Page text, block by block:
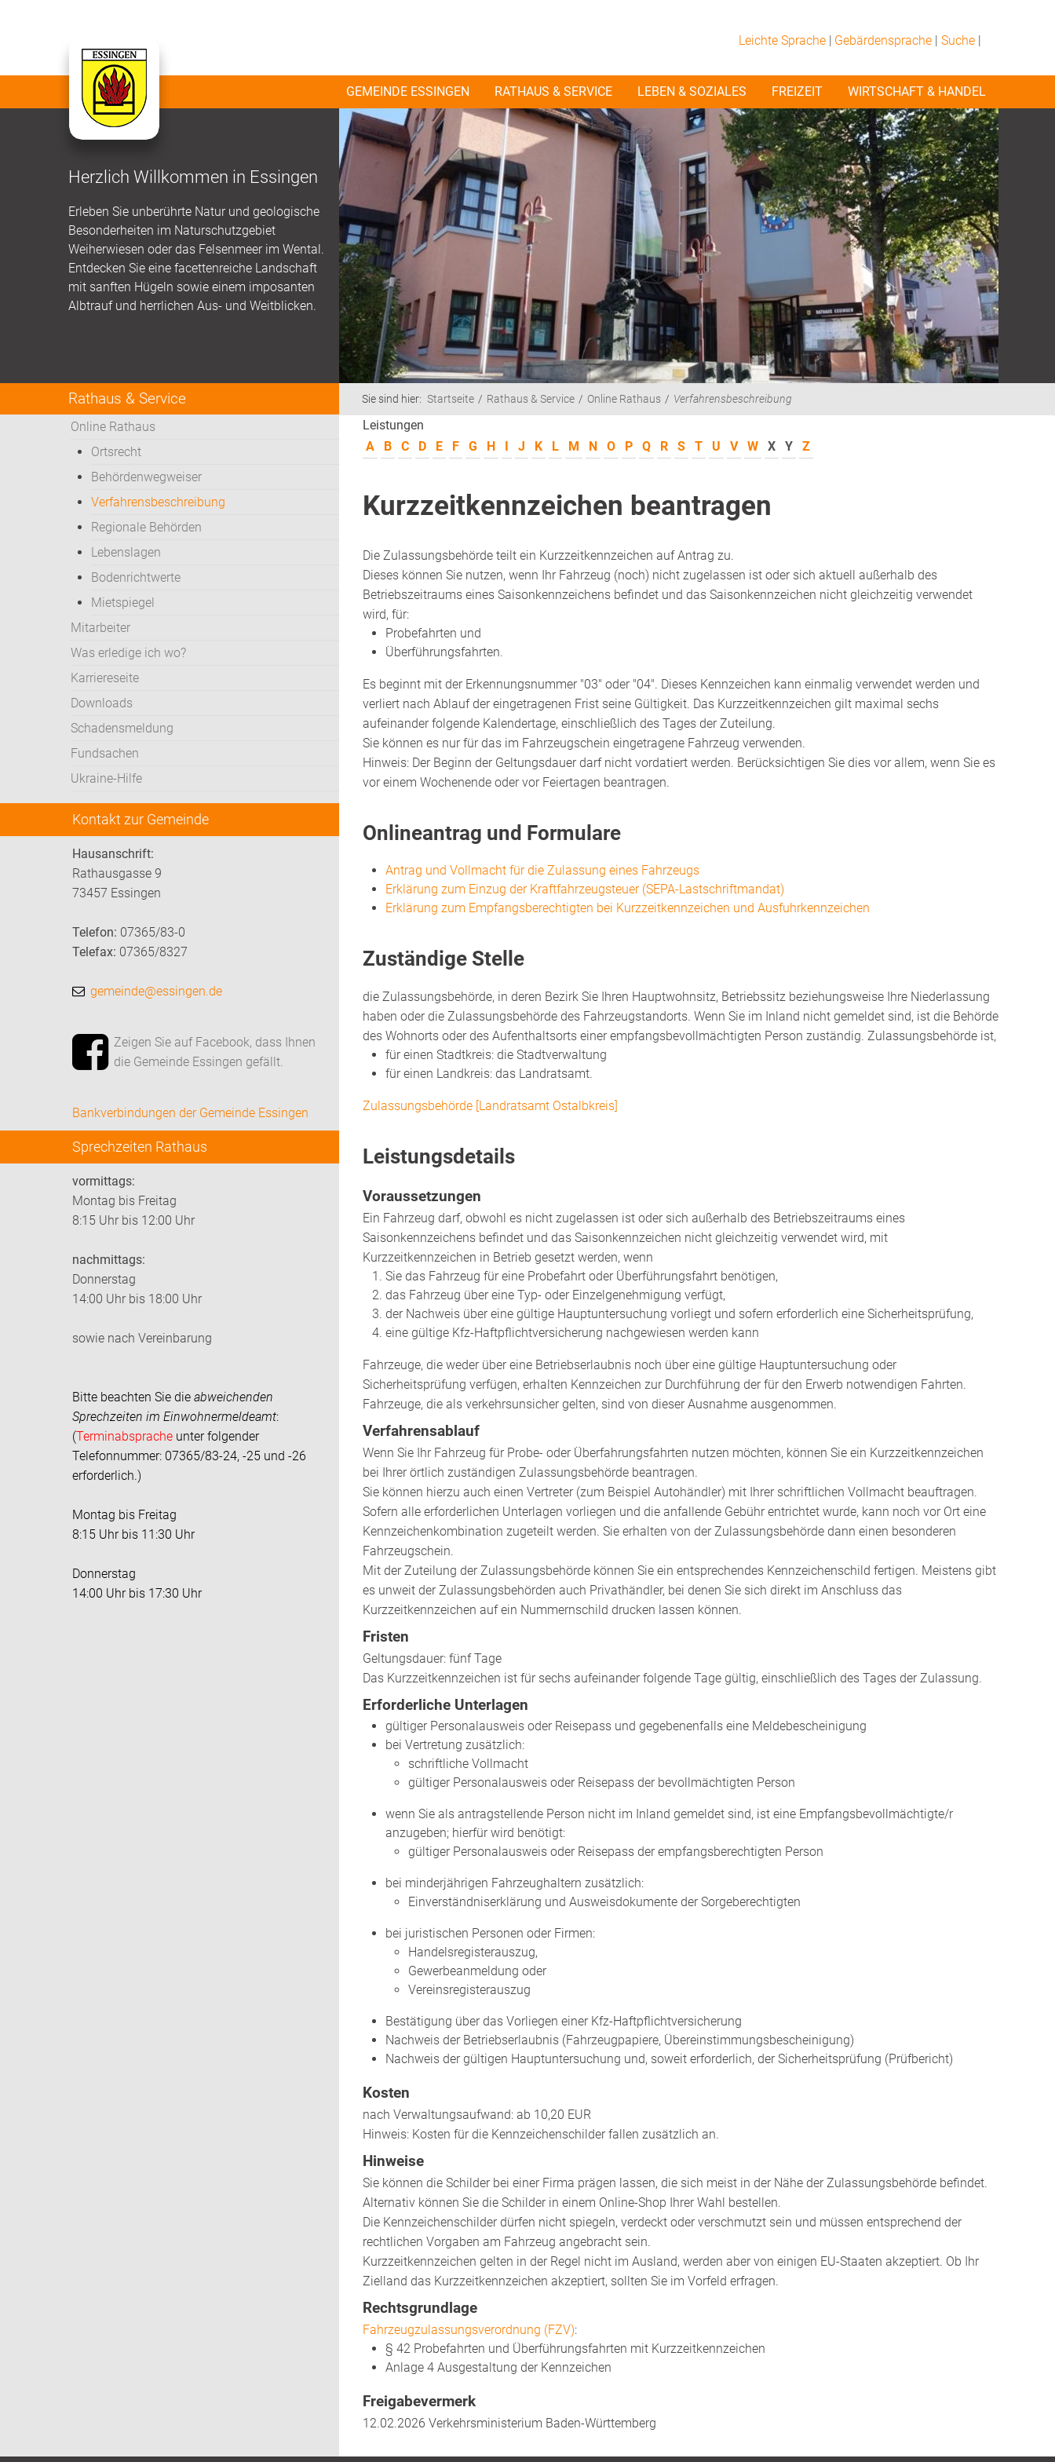
Leichte Sprache | Gebärdensprache | Suche|
GEMEINDE ESSINGEN RATHAUS & SERVICE LEBEN & SOZIALES FREIZEIT WIRTSCHAFT & HANDEL
Herzlich Willkommen in Essingen
Erleben Sie unberührte Natur und geologische
Besonderheiten im Naturschutzgebiet
Weiherwiesen oder das Felsenmeer im Wental.
Entdecken Sie eine facettenreiche Landschaft
mit sanften Hügeln sowie einem imposanten
Albtrauf und herrlichen Aus- und Weitblicken.
Rathaus & Service
Online Rathaus
Ortsrecht
Behördenwegweiser
Verfahrensbeschreibung
Regionale Behörden
Lebenslagen
Bodenrichtwerte
Mietspiegel
Mitarbeiter
Was erledige ich wo?
Karriereseite
Downloads
Schadensmeldung
Fundsachen
Ukraine-Hilfe
Kontakt zur Gemeinde
Hausanschrift:
Rathausgasse 9
73457 Essingen
Telefon: 07365/83-0
Telefax: 07365/8327
gemeinde@essingen.de
Zeigen Sie auf Facebook, dass Ihnen
die Gemeinde Essingen gefällt.
Bankverbindungen der Gemeinde Essingen
Sprechzeiten Rathaus
vormittags:
Montag bis Freitag
8:15 Uhr bis 12:00 Uhr
nachmittags:
Donnerstag
14:00 Uhr bis 18:00 Uhr
sowie nach Vereinbarung
Bitte beachten Sie die abweichenden
Sprechzeiten im Einwohnermeldeamt:
(Terminabsprache unter folgender
Telefonnummer: 07365/83-24, -25 und -26
erforderlich.)
Montag bis Freitag
8:15 Uhr bis 11:30 Uhr
Donnerstag
14:00 Uhr bis 17:30 Uhr
Sie sind hier: Startseite Rathaus & Service Online Rathaus Verfahrensbeschreibung
Leistungen
A
B C D E F G H I J K L M N O P Q R S T U V W X Y Z
Kurzzeitkennzeichen beantragen
Die Zulassungsbehörde teilt ein Kurzzeitkennzeichen auf Antrag zu.
Dieses können Sie nutzen, wenn Ihr Fahrzeug (noch) nicht zugelassen ist oder sich aktuell außerhalb des
Betriebszeitraums eines Saisonkennzeichens befindet und das Saisonkennzeichen nicht gleichzeitig verwendet
wird, für:
Probefahrten und
Überführungsfahrten.
Es beginnt mit der Erkennungsnummer "03" oder "04". Dieses Kennzeichen kann einmalig verwendet werden und
verliert nach Ablauf der eingetragenen Frist seine Gültigkeit. Das Kurzzeitkennzeichen gilt maximal sechs
aufeinander folgende Kalendertage, einschließlich des Tages der Zuteilung.
Sie können es nur für das im Fahrzeugschein eingetragene Fahrzeug verwenden.
Hinweis: Der Beginn der Geltungsdauer darf nicht vordatiert werden. Berücksichtigen Sie dies vor allem, wenn Sie es
vor einem Wochenende oder vor Feiertagen beantragen.
Onlineantrag und Formulare
Antrag und Vollmacht für die Zulassung eines Fahrzeugs
Erklärung zum Einzug der Kraftfahrzeugsteuer (SEPA-Lastschriftmandat)
Erklärung zum Empfangsberechtigten bei Kurzzeitkennzeichen und Ausfuhrkennzeichen
Zuständige Stelle
die Zulassungsbehörde, in deren Bezirk Sie Ihren Hauptwohnsitz, Betriebssitz beziehungsweise Ihre Niederlassung
haben oder die Zulassungsbehörde des Fahrzeugstandorts. Wenn Sie im Inland nicht gemeldet sind, ist die Behörde
des Wohnorts oder des Aufenthaltsorts einer empfangsbevollmächtigten Person zuständig. Zulassungsbehörde ist,
für einen Stadtkreis: die Stadtverwaltung
für einen Landkreis: das Landratsamt.
Zulassungsbehörde [Landratsamt Ostalbkreis]
Leistungsdetails
Voraussetzungen
Ein Fahrzeug darf, obwohl es nicht zugelassen ist oder sich außerhalb des Betriebszeitraums eines
Saisonkennzeichens befindet und das Saisonkennzeichen nicht gleichzeitig verwendet wird, mit
Kurzzeitkennzeichen in Betrieb gesetzt werden, wenn
Sie das Fahrzeug für eine Probefahrt oder Überführungsfahrt benötigen,
das Fahrzeug über eine Typ- oder Einzelgenehmigung verfügt,
der Nachweis über eine gültige Hauptuntersuchung vorliegt und sofern erforderlich eine Sicherheitsprüfung,
eine gültige Kfz-Haftpflichtversicherung nachgewiesen werden kann
Fahrzeuge, die weder über eine Betriebserlaubnis noch über eine gültige Hauptuntersuchung oder
Sicherheitsprüfung verfügen, erhalten Kennzeichen zur Durchführung der für den Erwerb notwendigen Fahrten.
Fahrzeuge, die als verkehrsunsicher gelten, sind von dieser Ausnahme ausgenommen.
Verfahrensablauf
Wenn Sie Ihr Fahrzeug für Probe- oder Überfahrungsfahrten nutzen möchten, können Sie ein Kurzzeitkennzeichen
bei Ihrer örtlich zuständigen Zulassungsbehörde beantragen.
Sie können hierzu auch einen Vertreter (zum Beispiel Autohändler) mit Ihrer schriftlichen Vollmacht beauftragen.
Sofern alle erforderlichen Unterlagen vorliegen und die anfallende Gebühr entrichtet wurde, kann noch vor Ort eine
Kennzeichenkombination zugeteilt werden. Sie erhalten von der Zulassungsbehörde dann einen besonderen
Fahrzeugschein.
Mit der Zuteilung der Zulassungsbehörde können Sie ein entsprechendes Kennzeichenschild fertigen. Meistens gibt
es unweit der Zulassungsbehörden auch Privathändler, bei denen Sie sich direkt im Anschluss das
Kurzzeitkennzeichen auf ein Nummernschild drucken lassen können.
Fristen
Geltungsdauer: fünf Tage
Das Kurzzeitkennzeichen ist für sechs aufeinander folgende Tage gültig, einschließlich des Tages der Zulassung.
Erforderliche Unterlagen
gültiger Personalausweis oder Reisepass und gegebenenfalls eine Meldebescheinigung
bei Vertretung zusätzlich:
schriftliche Vollmacht
gültiger Personalausweis oder Reisepass der bevollmächtigten Person
wenn Sie als antragstellende Person nicht im Inland gemeldet sind, ist eine Empfangsbevollmächtigte/r
anzugeben; hierfür wird benötigt:
gültiger Personalausweis oder Reisepass der empfangsberechtigten Person
bei minderjährigen Fahrzeughaltern zusätzlich:
Einverständniserklärung und Ausweisdokumente der Sorgeberechtigten
bei juristischen Personen oder Firmen:
Handelsregisterauszug,
Gewerbeanmeldung oder
Vereinsregisterauszug
Bestätigung über das Vorliegen einer Kfz-Haftpflichtversicherung
Nachweis der Betriebserlaubnis (Fahrzeugpapiere, Übereinstimmungsbescheinigung)
Nachweis der gültigen Hauptuntersuchung und, soweit erforderlich, der Sicherheitsprüfung (Prüfbericht)
Kosten
nach Verwaltungsaufwand: ab 10,20 EUR
Hinweis: Kosten für die Kennzeichenschilder fallen zusätzlich an.
Hinweise
Sie können die Schilder bei einer Firma prägen lassen, die sich meist in der Nähe der Zulassungsbehörde befindet.
Alternativ können Sie die Schilder in einem Online-Shop Ihrer Wahl bestellen.
Die Kennzeichenschilder dürfen nicht spiegeln, verdeckt oder verschmutzt sein und müssen entsprechend der
rechtlichen Vorgaben am Fahrzeug angebracht sein.
Kurzzeitkennzeichen gelten in der Regel nicht im Ausland, werden aber von einigen EU-Staaten akzeptiert. Ob Ihr
Zielland das Kurzzeitkennzeichen akzeptiert, sollten Sie im Vorfeld erfragen.
Rechtsgrundlage
Fahrzeugzulassungsverordnung (FZV):
§ 42 Probefahrten und Überführungsfahrten mit Kurzzeitkennzeichen
Anlage 4 Ausgestaltung der Kennzeichen
Freigabevermerk
12.02.2026 Verkehrsministerium Baden-Württemberg